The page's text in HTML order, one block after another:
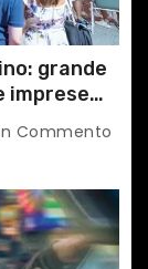
grande
imprese
Commento